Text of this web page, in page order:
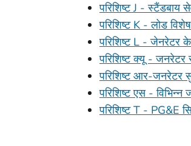
परिशिष्ट J - स्टैंडबाय
परिशिष्ट K - लोड
परिशिष्ट L - जेनरेटर
परिशिष्ट क्यू - जनरेटर
परिशिष्ट आर-जनरेटर
परिशिष्ट एस -
परिशिष्ट T - PG&E